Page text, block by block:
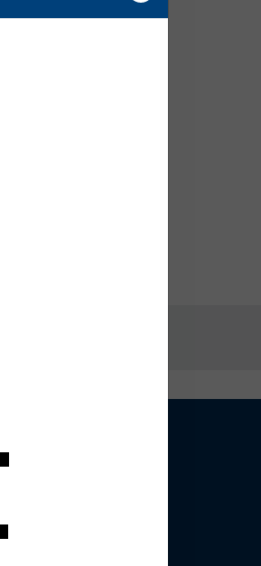
informacije o cijeni ili